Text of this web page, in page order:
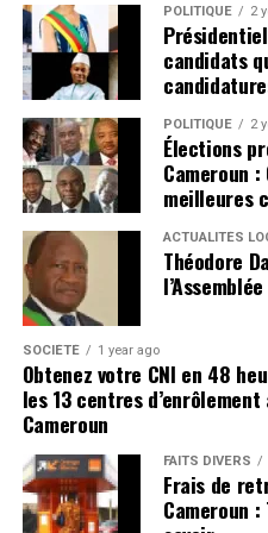
Pour avoir les dernières
Cliquez ici
Plus de
United:
United doit naviguer avec
avoir déjà dépensé un
service d’attaque. Ils ont
de recrutement, sinon
l’équilibre de l’équipe.
CLIQUEZ ICI POUR LIRE
manchesterunited365.com
Pour avoir les dernières
Cliquez ici
Photo de MB Media / Getty
POLITIQUE 2
candidats
POLITIQUE 2
Élections
Cameroun
meilleures
ACTUALITÉS
Théodore
SOCIÉTÉ 1 year ago
Obtenez votre CNI en 48
les 13 centres d’enrôlement
Cameroun
FAITS DIVERS
Frais de
Cameroun